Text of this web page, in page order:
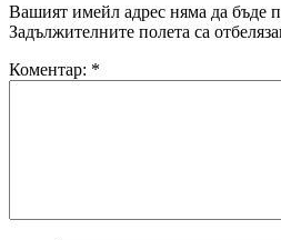
Вашият имейл адрес няма да бъде
Задължителните полета са
Коментар: *